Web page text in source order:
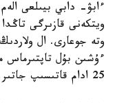
ءابۋ- دابي بيىلعى
ويتكەنى قازىرگى
وتە جوعارى. ال ولاردىڭ
ءۇشىن بۇل تاپتىرماس
25 ادام قاتىسىپ جاتىر.